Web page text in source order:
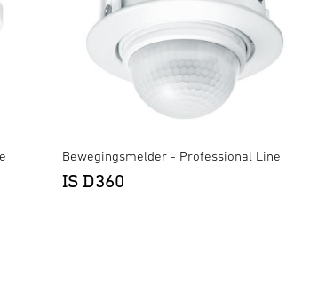
Bewegingsmelder - Professional Line
IS D360